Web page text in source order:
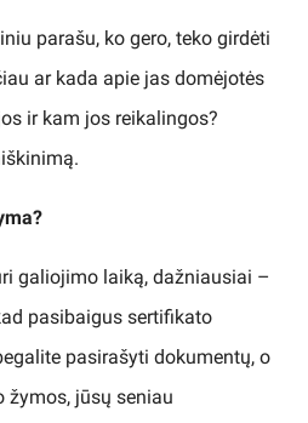
parašu, ko gero, teko girdėti
ar kada apie jas domėjotės
ir kam jos reikalingos?
galiojimo laiką, dažniausiai –
pasibaigus sertifikato
pasirašyti dokumentų, o
žymos, jūsų seniau